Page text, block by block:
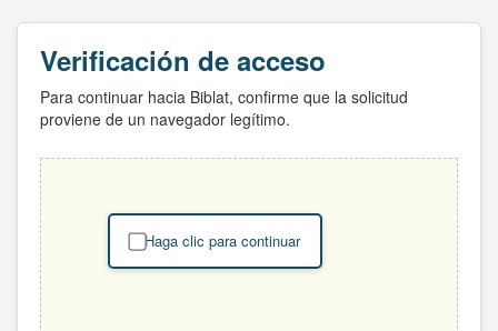
Verificación de acceso
Para continuar hacia Biblat, confirme que la solicitud
proviene de un navegador legítimo.
Haga clic para continuar